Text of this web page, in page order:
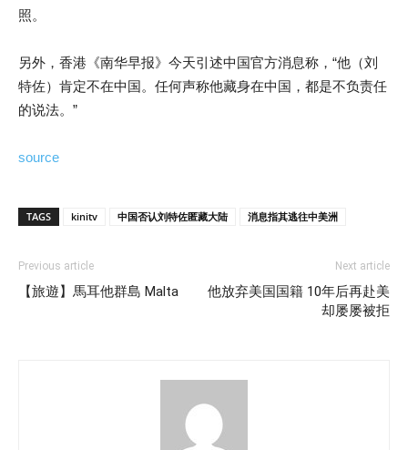
照。
另外，香港《南华早报》今天引述中国官方消息称，“他（刘
特佐）肯定不在中国。任何声称他藏身在中国，都是不负责任
的说法。”
source
TAGS kinitv 中国否认刘特佐匿藏大陆 消息指其逃往中美洲
Previous article
【旅遊】馬耳他群島 Malta
Next article
他放弃美国国籍 10年后再赴美
却屡屡被拒